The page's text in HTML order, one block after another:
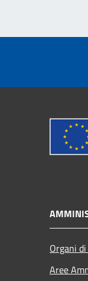
Organi
Aree